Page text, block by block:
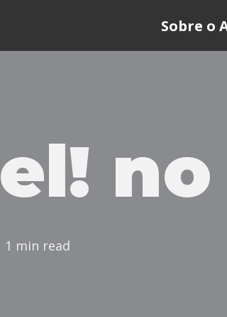
Sobre o
1 min read